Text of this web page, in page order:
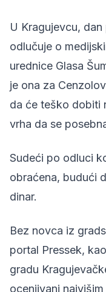
U Kragujevcu,
odlučuje o
urednice Glasa
je ona za
da će teško dobiti
vrha da se
Sudeći po odluci
obraćena, budući
dinar.
Bez novca iz
portal Pressek,
gradu
ocenjivani